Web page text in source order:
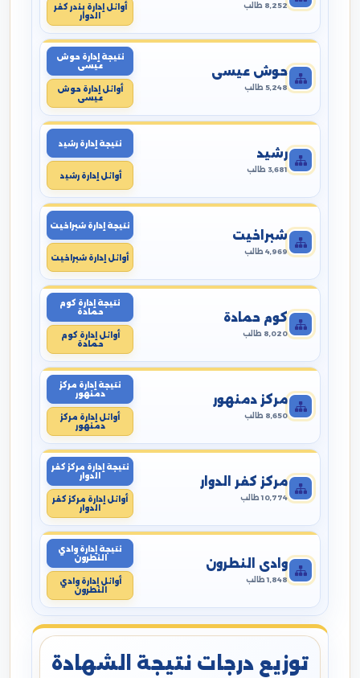
8,252 طالب
أوائل إدارة بندر كفر
الدوار
حوش عيسى
5,248 طالب
نتيجة إدارة حوش
عيسى
أوائل إدارة حوش
عيسى
رشيد
3,681 طالب
نتيجة إدارة رشيد
أوائل إدارة رشيد
شبراخيت
4,969 طالب
نتيجة إدارة شبراخيت
أوائل إدارة شبراخيت
كوم حمادة
8,020 طالب
نتيجة إدارة كوم
حمادة
أوائل إدارة كوم
حمادة
مركز دمنهور
8,650 طالب
نتيجة إدارة مركز
دمنهور
أوائل إدارة مركز
دمنهور
مركز كفر الدوار
10,774 طالب
نتيجة إدارة مركز كفر
الدوار
أوائل إدارة مركز كفر
الدوار
وادي النطرون
1,848 طالب
نتيجة إدارة وادي
النطرون
أوائل إدارة وادي
النطرون
توزيع درجات نتيجة الشهادة